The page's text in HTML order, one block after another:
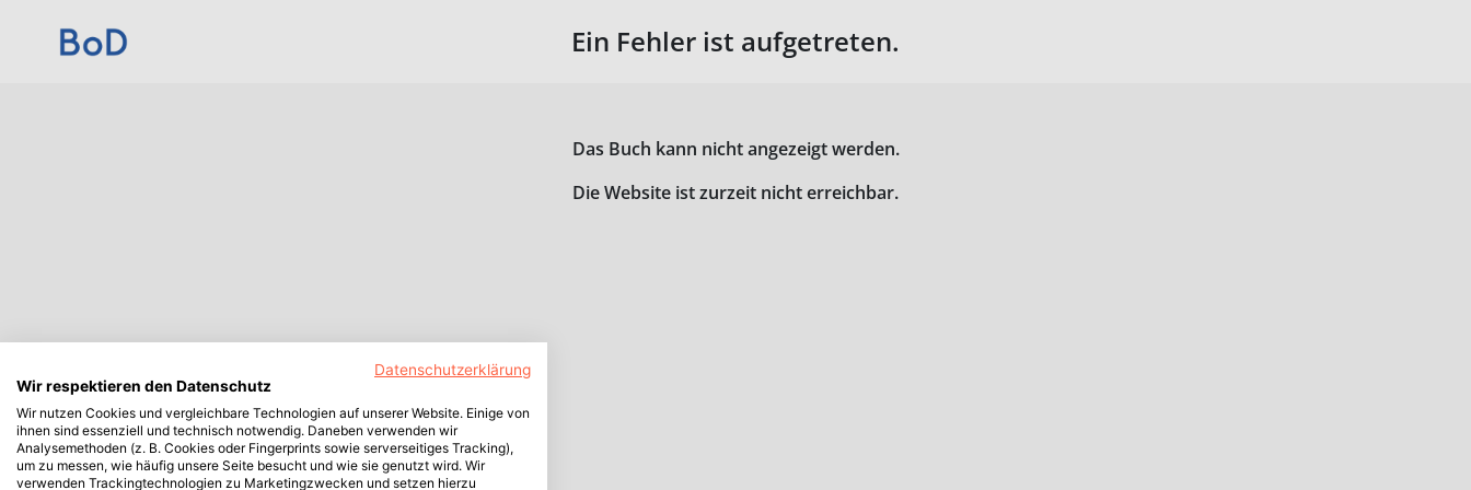
Ein Fehler ist aufgetreten.
Das Buch kann nicht angezeigt werden.
Die Website ist zurzeit nicht erreichbar.
Datenschutzerklärung
Wir respektieren den Datenschutz
Wir nutzen Cookies und vergleichbare Technologien auf unserer Website. Einige von
ihnen sind essenziell und technisch notwendig. Daneben verwenden wir
Analysemethoden (z. B. Cookies oder Fingerprints sowie serverseitiges Tracking),
um zu messen, wie häufig unsere Seite besucht und wie sie genutzt wird. Wir
verwenden Trackingtechnologien zu Marketingzwecken und setzen hierzu